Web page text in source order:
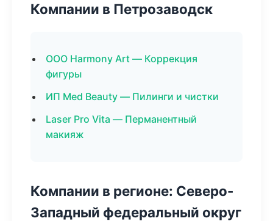
Компании в Петрозаводск
ООО Harmony Art — Коррекция
фигуры
ИП Med Beauty — Пилинги и чистки
Laser Pro Vita — Перманентный
макияж
Компании в регионе: Северо-
Западный федеральный округ